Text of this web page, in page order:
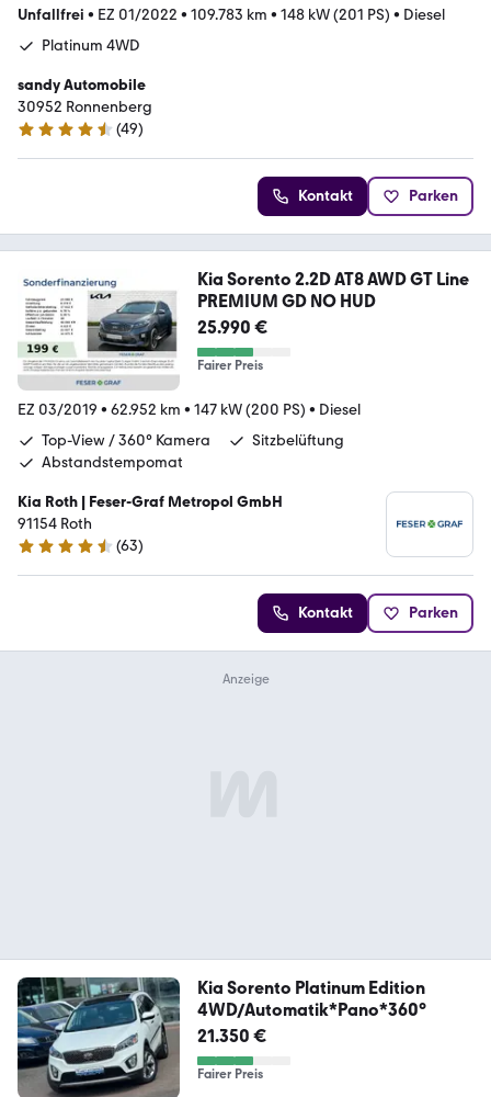
Unfallfrei • EZ 01/2022 • 109.783 km • 148 kW (201 PS) • Diesel
Platinum 4WD
sandy Automobile
30952 Ronnenberg
4.7 Sterne
(49)
Kontakt Parken
Kia Sorento 2.2D AT8 AWD GT Line
PREMIUM GD NO HUD
25.990 €
Fairer Preis
EZ 03/2019 • 62.952 km • 147 kW (200 PS) • Diesel
Top-View / 360° Kamera
Sitzbelüftung
Abstandstempomat
Kia Roth | Feser-Graf Metropol GmbH
91154 Roth
4.6 Sterne
(63)
Kontakt Parken
Kia Sorento Platinum Edition
4WD/Automatik*Pano*360°
21.350 €
Fairer Preis